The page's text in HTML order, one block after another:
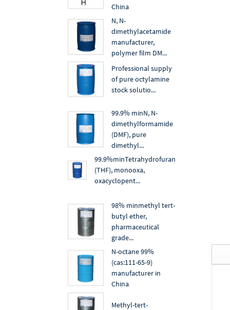
China
N, N-
dimethylacetamide
manufacturer,
polymer film DM...
Professional supply
of pure octylamine
stock solutio...
99.9% minN, N-
dimethylformamide
(DMF), pure
dimethyl...
99.9%minTetrahydrofuran
(THF), monooxa,
oxacyclopent...
98% minmethyl tert-
butyl ether,
pharmaceutical
grade...
N-octane 99%
(cas:111-65-9)
manufacturer in
China
Methyl-tert-